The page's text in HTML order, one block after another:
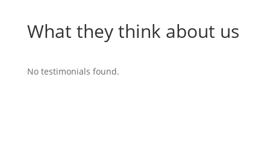
What they think about us
No testimonials found.